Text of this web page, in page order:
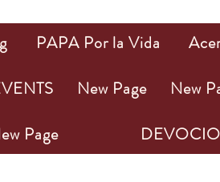
PAPA Por la Vida
New Page New
Page